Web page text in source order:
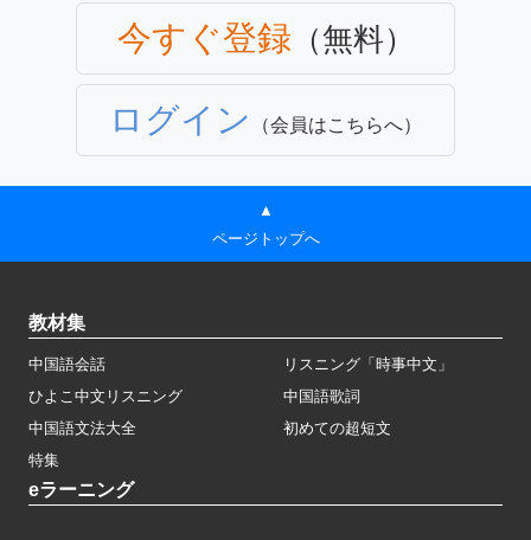
今すぐ登録 （無料）
ログイン （会員はこちらへ）
▲
ページトップへ
教材集
中国語会話
リスニング「時事中文」
ひよこ中文リスニング
中国語歌詞
中国語文法大全
初めての超短文
特集
eラーニング